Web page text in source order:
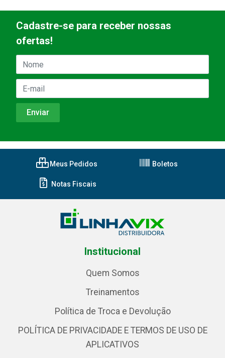
Cadastre-se para receber nossas
ofertas!
Meus Pedidos Boletos
Notas Fiscais
Institucional
Quem Somos
Treinamentos
Política de Troca e Devolução
POLÍTICA DE PRIVACIDADE E TERMOS DE USO DE
APLICATIVOS